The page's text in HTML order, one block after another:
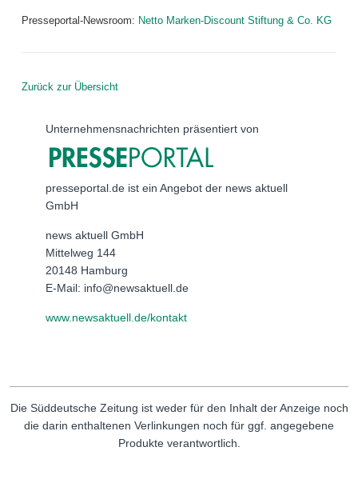
Presseportal-Newsroom: Netto Marken-Discount Stiftung & Co. KG
Zurück zur Übersicht
Unternehmensnachrichten präsentiert von
presseportal.de ist ein Angebot der news aktuell
GmbH
news aktuell GmbH
Mittelweg 144
20148 Hamburg
E-Mail: info@newsaktuell.de
www.newsaktuell.de/kontakt
Die Süddeutsche Zeitung ist weder für den Inhalt der Anzeige noch
die darin enthaltenen Verlinkungen noch für ggf. angegebene
Produkte verantwortlich.